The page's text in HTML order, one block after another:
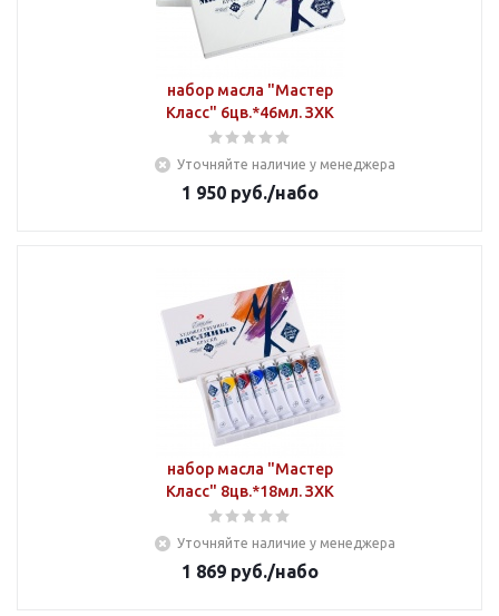
набор масла "Мастер
Класс" 6цв.*46мл. ЗХК
Уточняйте наличие у менеджера
1 950 руб./набо
набор масла "Мастер
Класс" 8цв.*18мл. ЗХК
Уточняйте наличие у менеджера
1 869 руб./набо